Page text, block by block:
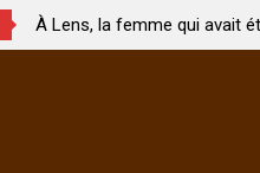
Coopération: Le ministre
Abidjan pour la